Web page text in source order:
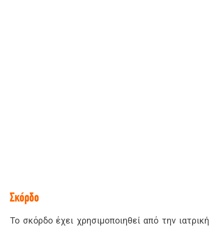
Σκόρδο
Το σκόρδο έχει χρησιμοποιηθεί από την ιατρική